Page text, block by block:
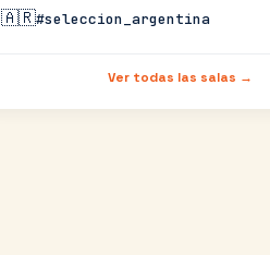
🇦🇷#seleccion_argentina
Ver todas las salas →